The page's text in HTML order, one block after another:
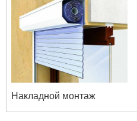
Накладной монтаж